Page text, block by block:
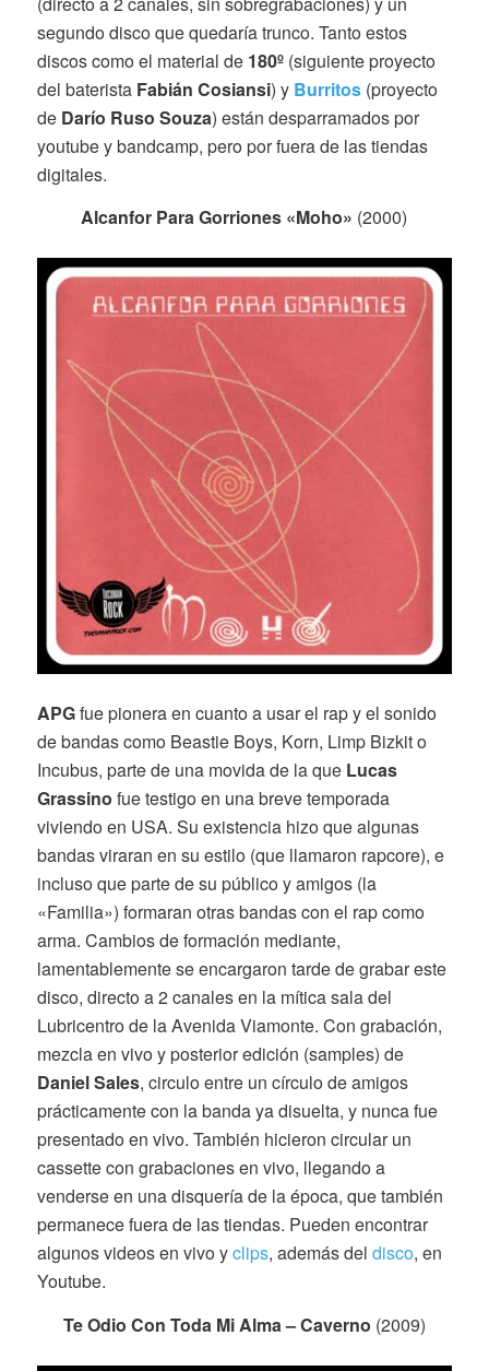
segundo disco que quedaría trunco. Tanto estos
discos como el material de 180º(siguiente proyecto
del baterista Fabián Cosiansi) y Burritos(proyecto
de Darío Ruso Souza) están desparramados por
youtube y bandcamp, pero por fuera de las tiendas
digitales.
Alcanfor Para Gorriones «Moho» (2000)
APGfue pionera en cuanto a usar el rap y el sonido
de bandas como Beastie Boys, Korn, Limp Bizkit o
Incubus, parte de una movida de la que Lucas
Grassino fue testigo en una breve temporada
viviendo en USA. Su existencia hizo que algunas
bandas viraran en su estilo (que llamaron rapcore), e
incluso que parte de su público y amigos (la
«Familia») formaran otras bandas con el rap como
arma. Cambios de formación mediante,
lamentablemente se encargaron tarde de grabar este
disco, directo a 2 canales en la mítica sala del
Lubricentro de la Avenida Viamonte. Con grabación,
mezcla en vivo y posterior edición (samples) de
Daniel Sales, circulo entre un círculo de amigos
prácticamente con la banda ya disuelta, y nunca fue
presentado en vivo. También hicieron circular un
cassette con grabaciones en vivo, llegando a
venderse en una disquería de la época, que también
permanece fuera de las tiendas. Pueden encontrar
algunos videos en vivo yclips, además del disco, en
Youtube.
Te Odio Con Toda Mi Alma – Caverno (2009)